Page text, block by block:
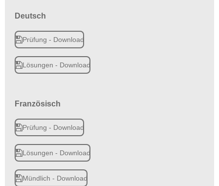
Deutsch
Prüfung - Download
Lösungen - Download
Französisch
Prüfung - Download
Lösungen - Download
Mündlich - Download